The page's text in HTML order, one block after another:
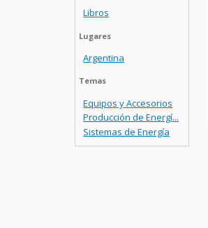
Libros
Lugares
Argentina
Temas
Equipos y Accesorios
Producción de Energí...
Sistemas de Energía